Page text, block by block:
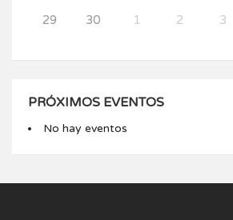
29 30 1 2 3
PRÓXIMOS EVENTOS
No hay eventos